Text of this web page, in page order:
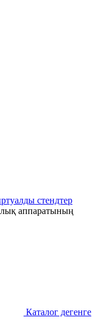
стендтер
аппаратының
Каталог дегенге